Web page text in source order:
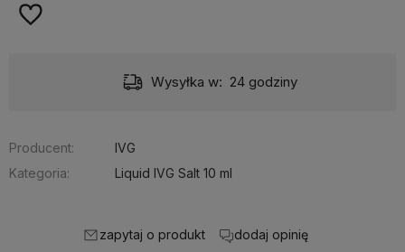
Wysyłka w: 24 godziny
Producent:
IVG
Kategoria:
Liquid IVG Salt 10 ml
zapytaj o produkt dodaj opinię